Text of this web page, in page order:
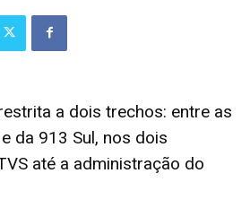
a dois trechos: entre as
da 913 Sul, nos dois
até a administração do